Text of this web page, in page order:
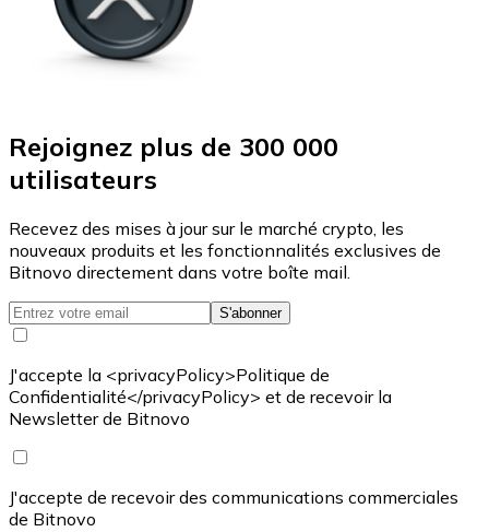
Rejoignez plus de 300 000
utilisateurs
Recevez des mises à jour sur le marché crypto, les
nouveaux produits et les fonctionnalités exclusives de
Bitnovo directement dans votre boîte mail.
S'abonner
J'accepte la <privacyPolicy>Politique de
Confidentialité</privacyPolicy> et de recevoir la
Newsletter de Bitnovo
J'accepte de recevoir des communications commerciales
de Bitnovo